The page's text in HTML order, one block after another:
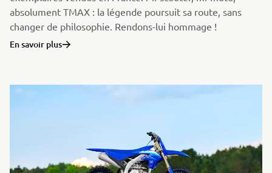
absolument TMAX : la légende poursuit sa route, sans
changer de philosophie. Rendons-lui hommage !
En savoir plus